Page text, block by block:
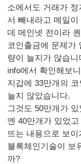
소에서도 거래가
서 빼내라고 메일
데 메인넷 전이라
코인출금에 문제가
량이 늘지가 않습니
info에서 확인해보
지갑에 33만개의
늘지 않았습니다.
그것도 50만개가
엔 40만개가 있었
뜨는 내용으로 보
블록체인기술이 보
까?